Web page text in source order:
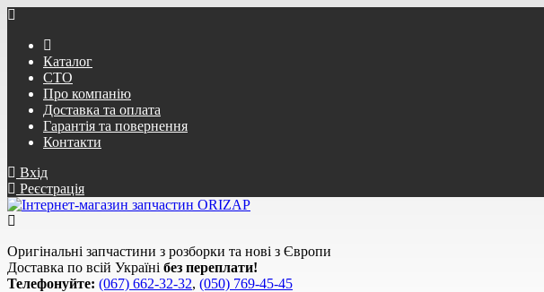
Каталог
СТО
Про компанію
Доставка та оплата
Гарантія та повернення
Контакти
Вхід
Реєстрація
Оригінальні запчастини з розборки та нові з Європи
Доставка по всій Україні без переплати!
Телефонуйте: (067) 662-32-32, (050) 769-45-45